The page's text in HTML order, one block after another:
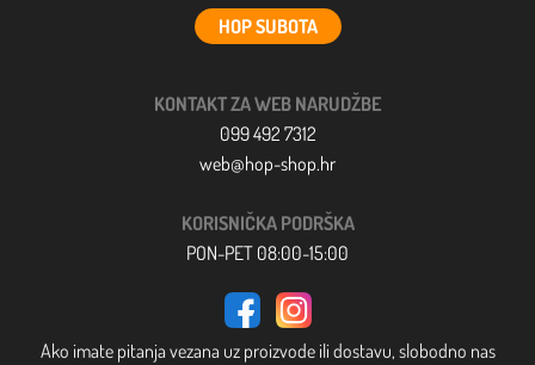
HOP SUBOTA
KONTAKT ZA WEB NARUDŽBE
099 492 7312
web@hop-shop.hr
KORISNIČKA PODRŠKA
PON-PET 08:00-15:00
Ako imate pitanja vezana uz proizvode ili dostavu, slobodno nas